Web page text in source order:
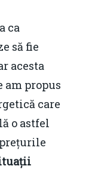
ca
să fie
acesta
propus
care
o astfel